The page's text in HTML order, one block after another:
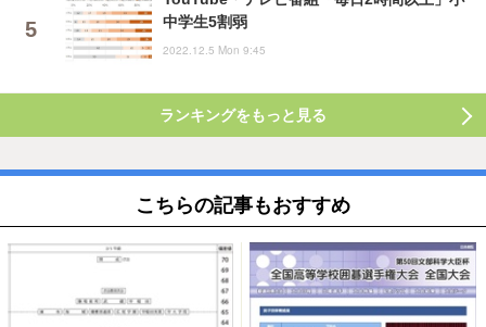
中学生5割弱
2022.12.5 Mon 9:45
ランキングをもっと見る
こちらの記事もおすすめ